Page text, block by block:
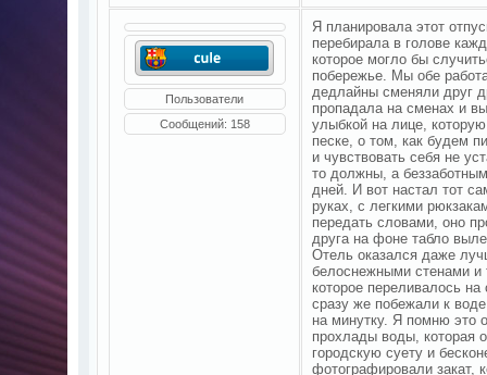
Пользователи
Сообщений: 158
Я планировала этот
перебирала в голове
которое могло бы
побережье. Мы обе
дедлайны сменяли друг
пропадала на сменах и
улыбкой на лице,
песке, о том, как будем
и чувствовать себя не
то должны, а
дней. И вот настал тот
руках, с легкими
передать словами, оно
друга на фоне табло
Отель оказался даже
белоснежными стенами и
которое переливалось
сразу же побежали к
на минутку. Я помню это
прохлады воды, которая
городскую суету и
фотографировали закат,